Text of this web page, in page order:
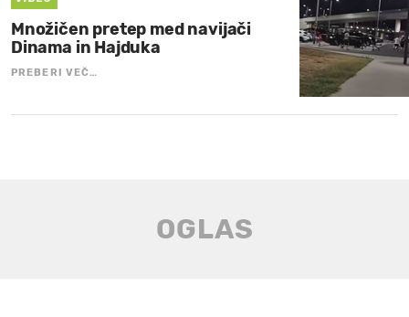
Množičen pretep med navijači
Dinama in Hajduka
PREBERI VEČ…